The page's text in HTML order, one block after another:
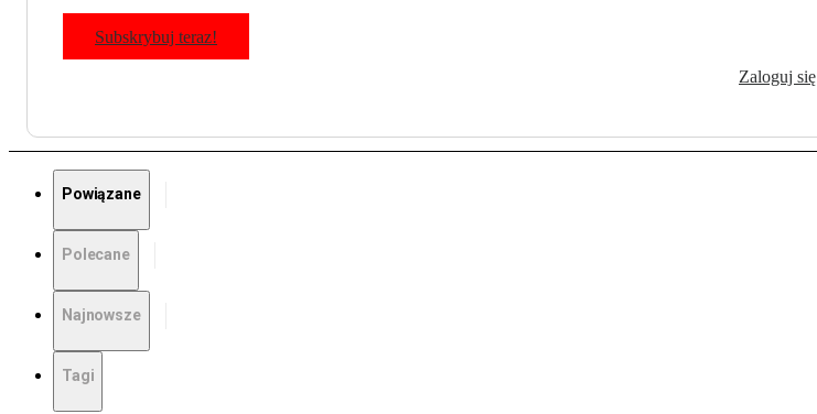
Subskrybuj teraz!
Zaloguj się
Powiązane
Polecane
Najnowsze
Tagi